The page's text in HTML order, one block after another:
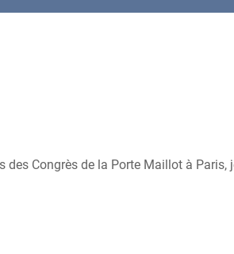
Congrès de la Porte Maillot à